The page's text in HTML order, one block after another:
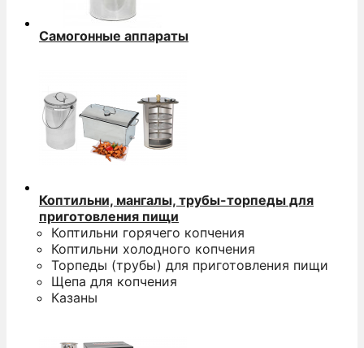
Самогонные аппараты
Коптильни, мангалы, трубы-торпеды для
приготовления пищи
Коптильни горячего копчения
Коптильни холодного копчения
Торпеды (трубы) для приготовления пищи
Щепа для копчения
Казаны